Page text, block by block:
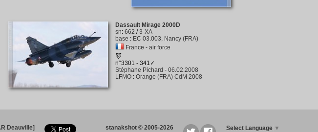
Dassault Mirage 2000D
sn: 662 /3-XA
base : EC 03.003, Nancy (FRA)
France - air force
n°3301 - 341✓
Stéphane Pichard - 06.02.2008
LFMO: Orange (FRA) CdM 2008
Deauville] stanakshot © 2005-2026 Select Language ▼